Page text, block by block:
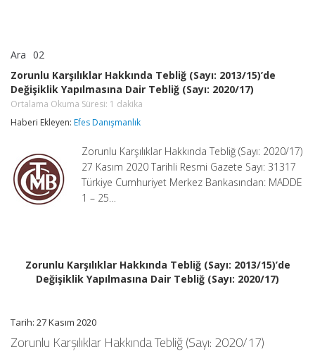
Ara 02
Hakkında
Tebliğ
(Sayı:
Değişiklik
Tebliğ
(Sayı:
2020/17)
Ortalama
Zorunlu Karşılıklar Hakkında Tebliğ (Sayı: 2013/15)’de
Değişiklik Yapılmasına Dair Tebliğ (Sayı: 2020/17)
Ortalama Okuma Süresi: 1 dakika
Haberi Ekleyen: Efes Danışmanlık
Zorunlu Karşılıklar Hakkında Tebliğ (Sayı: 2020/17)
27 Kasım 2020 Tarihli Resmi Gazete Sayı: 31317
Türkiye Cumhuriyet Merkez Bankasından: MADDE
1 – 25…
Zorunlu Karşılıklar Hakkında Tebliğ (Sayı: 2013/15)’de
Değişiklik Yapılmasına Dair Tebliğ (Sayı: 2020/17)
Tarih: 27 Kasım 2020
Zorunlu Karşılıklar Hakkında Tebliğ (Sayı: 2020/17)